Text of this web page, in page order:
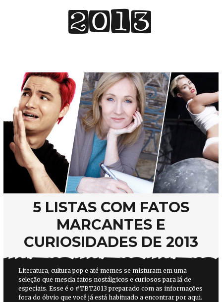
2013
5 LISTAS COM FATOS
MARCANTES E
CURIOSIDADES DE 2013
Literatura, cultura pop e até memes se misturam em uma
seleção que mescla fatos nostálgicos e curiosos para lá de
especiais. Esse é o #TBT2013 preparado com as informações
fora do óbvio que você já está habituado a encontrar por aqui.